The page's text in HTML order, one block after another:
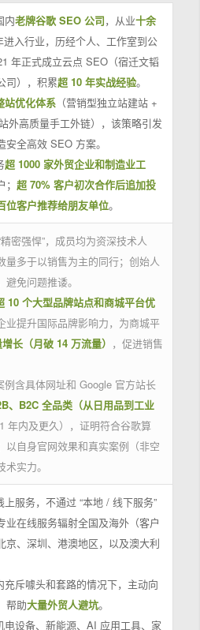
内老牌谷歌 SEO 公司，从业十余
入行业，历经个人、工作室到公
年正式成立云点 SEO（宿迁文韬
司），积累超 10 年实战经验。
站优化体系（营销型独立站建站 +
外高质量手工外链），该策略引发
全高效 SEO 方案。
超 1000 家外贸企业和制造业工
超 70% 客户初次合作后追加投
位客户推荐给朋友单位。
密强悍”，成员均为资深技术人
量多于以销售为主的同行；创始人
免问题推诿。
10 个大型品牌站点和商城平台优
业提升国际品牌影响力，为商城平
长（月破 14 万流量） ，促进销售
例含具体网址和 Google 官方站长
、B2C 全品类（从日用品到工业
年内及更久），证明符合谷歌算
以自身官网效果和真实案例（非空
实力。
上服务，不通过 “本地 / 线下服务”
业在线服务辐射全国及海外（客户
京、深圳、港澳地区，以及澳大利
充斥噱头和套路的情况下，主动向
帮助大量外贸人避坑。
电设备、新能源、AI 应用工具、家